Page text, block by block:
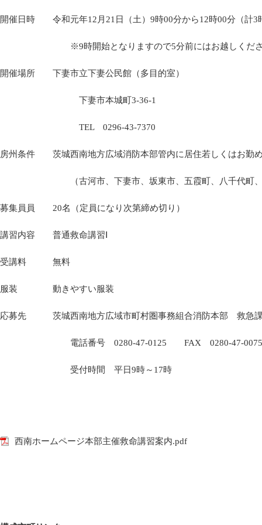
開催日時 令和元年12月21日（土）9時00分から12時00分（計3
※9時開始となりますので5分前にはお越しくださ
開催場所 下妻市立下妻公民館（多目的室）
下妻市本城町3-36-1
TEL 0296-43-7370
房州条件 茨城西南地方広域消防本部管内に居住若しくはお勤
（古河市、下妻市、坂東市、五霞町、八千代町、常
募集員員 20名（定員になり次第締め切り）
講習内容 普通救命講習Ⅰ
受講料 無料
服装 動きやすい服装
応募先 茨城西南地方広域市町村圏事務組合消防本部 救急
電話番号 0280-47-0125 FAX 0280-47-0075
受付時間 平日9時～17時
西南ホームページ本部主催救命講習案内.pdf